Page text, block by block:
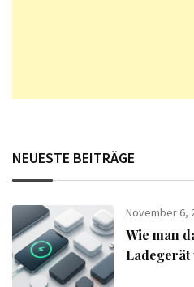
NEUESTE BEITRÄGE
November 6,
Wie man
Ladegerät